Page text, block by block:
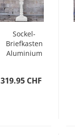
Sockel-
Briefkasten
Aluminium
Weiß
319.95 CHF